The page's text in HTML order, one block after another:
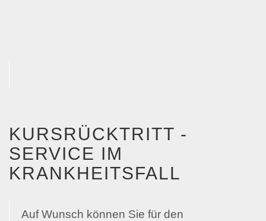
KURSRÜCKTRITT -
SERVICE IM
KRANKHEITSFALL
Auf Wunsch können Sie für den